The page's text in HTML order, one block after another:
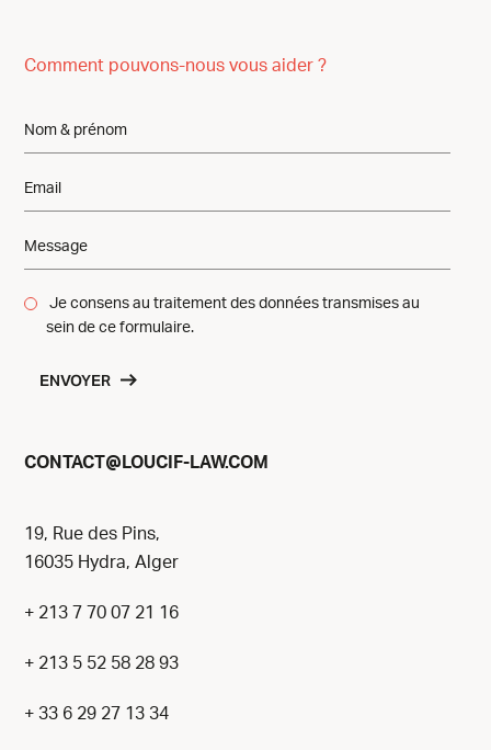
Comment pouvons-nous vous aider ?
Je consens au traitement des données transmises au
sein de ce formulaire.
ENVOYER
CONTACT@ LOUCIF-LAW.COM
19, Rue des Pins,
16035 Hydra, Alger
+ 213 7 70 07 21 16
+ 213 5 52 58 28 93
+ 33 6 29 27 13 34